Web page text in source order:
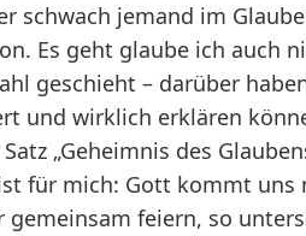
schwach jemand im
Es geht glaube ich auch
geschieht – darüber
und wirklich erklären
„Geheimnis des
für mich: Gott kommt uns
gemeinsam feiern, so